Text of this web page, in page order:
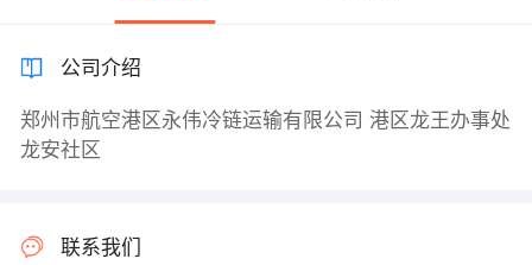
公司介绍
郑州市航空港区永伟冷链运输有限公司 港区龙王办事处
龙安社区
联系我们